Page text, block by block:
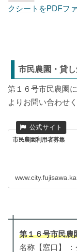
クシートをPDFフ
市民農園・貸
第１６号市民農園
よりお問い合わせく
市民農園利用者募集
第１６号市民農
名称【窓口】